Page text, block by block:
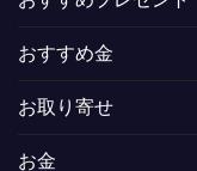
おすすめ金
お取り寄せ
お金